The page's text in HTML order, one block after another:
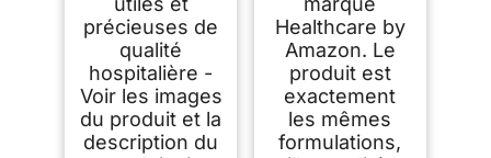
précieuses de
qualité
hospitalière -
Voir les images
du produit et la
description du
Healthcare by
Amazon. Le
produit est
exactement
les mêmes
formulations,